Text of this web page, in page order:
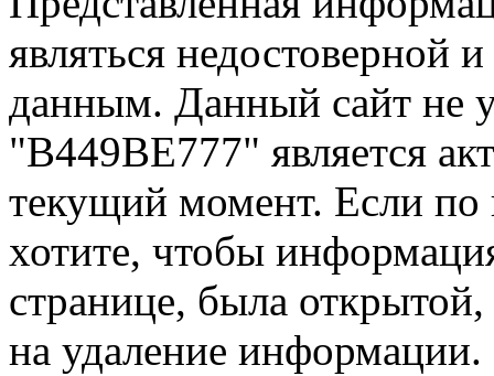
являться недостоверной
данным. Данный сайт не
"В449ВЕ777" является
текущий момент. Если
хотите, чтобы
странице, была открытой,
на удаление информации.